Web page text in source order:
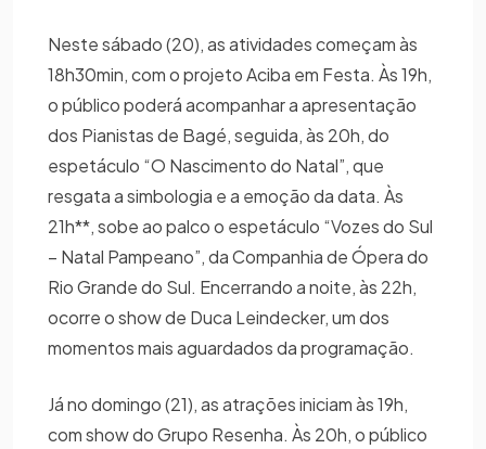
Neste sábado (20), as atividades começam às
18h30min, com o projeto Aciba em Festa. Às 19h,
o público poderá acompanhar a apresentação
dos Pianistas de Bagé, seguida, às 20h, do
espetáculo “O Nascimento do Natal”, que
resgata a simbologia e a emoção da data. Às
21h**, sobe ao palco o espetáculo “Vozes do Sul
– Natal Pampeano”, da Companhia de Ópera do
Rio Grande do Sul. Encerrando a noite, às 22h,
ocorre o show de Duca Leindecker, um dos
momentos mais aguardados da programação.
Já no domingo (21), as atrações iniciam às 19h,
com show do Grupo Resenha. Às 20h, o público